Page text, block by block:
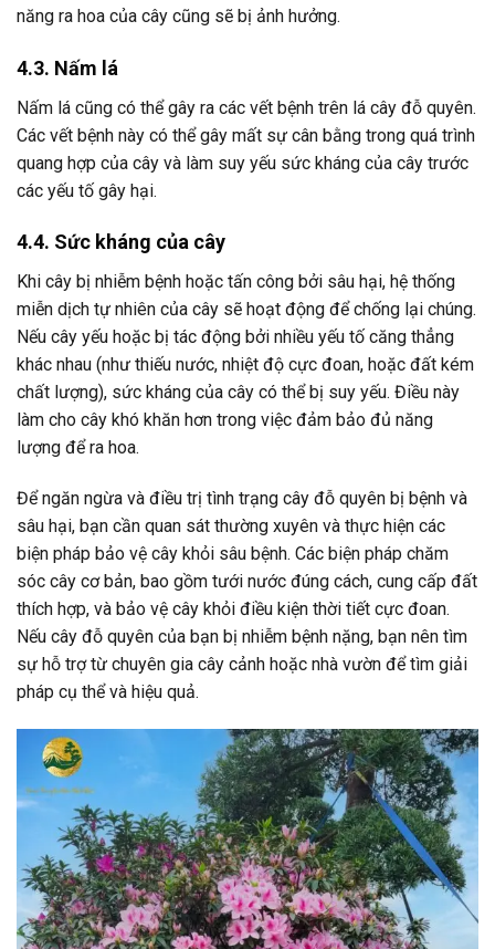
năng ra hoa của cây cũng sẽ bị ảnh hưởng.
4.3. Nấm lá
Nấm lá cũng có thể gây ra các vết bệnh trên lá cây đỗ quyên.
Các vết bệnh này có thể gây mất sự cân bằng trong quá trình
quang hợp của cây và làm suy yếu sức kháng của cây trước
các yếu tố gây hại.
4.4. Sức kháng của cây
Khi cây bị nhiễm bệnh hoặc tấn công bởi sâu hại, hệ thống
miễn dịch tự nhiên của cây sẽ hoạt động để chống lại chúng.
Nếu cây yếu hoặc bị tác động bởi nhiều yếu tố căng thẳng
khác nhau (như thiếu nước, nhiệt độ cực đoan, hoặc đất kém
chất lượng), sức kháng của cây có thể bị suy yếu. Điều này
làm cho cây khó khăn hơn trong việc đảm bảo đủ năng
lượng để ra hoa.
Để ngăn ngừa và điều trị tình trạng cây đỗ quyên bị bệnh và
sâu hại, bạn cần quan sát thường xuyên và thực hiện các
biện pháp bảo vệ cây khỏi sâu bệnh. Các biện pháp chăm
sóc cây cơ bản, bao gồm tưới nước đúng cách, cung cấp đất
thích hợp, và bảo vệ cây khỏi điều kiện thời tiết cực đoan.
Nếu cây đỗ quyên của bạn bị nhiễm bệnh nặng, bạn nên tìm
sự hỗ trợ từ chuyên gia cây cảnh hoặc nhà vườn để tìm giải
pháp cụ thể và hiệu quả.